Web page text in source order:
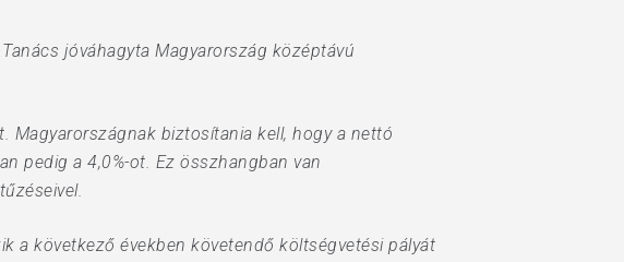
jóváhagyta Magyarország középtávú
Magyarországnak biztosítania kell, hogy a nettó
pedig a 4,0%-ot. Ez összhangban van
a következő években követendő költségvetési pályát